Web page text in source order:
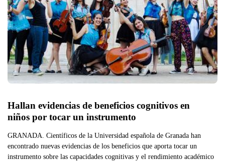
Hallan evidencias de beneficios cognitivos en
niños por tocar un instrumento
GRANADA. Científicos de la Universidad española de Granada han
encontrado nuevas evidencias de los beneficios que aporta tocar un
instrumento sobre las capacidades cognitivas y el rendimiento académico